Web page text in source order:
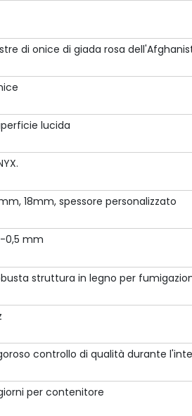
di onice di giada rosa
lucida
18mm, spessore personalizzato
0,5 mm
struttura in legno per
controllo di qualità durante
per contenitore